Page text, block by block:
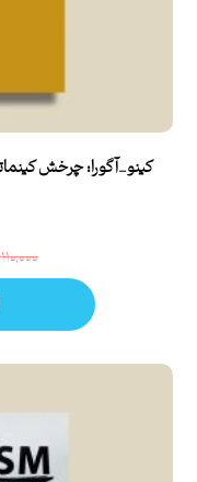
کینو_آگورا: چرخش
۱۱۰,۰۰۰